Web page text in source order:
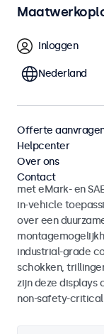
Automotive
displays
Monitoren en
met eMark- en
in-vehicle
over een
industrial-grade
schokken,
zijn deze displays
non-safety-
Inloggen
Nederland
Offerte
Helpcenter
Over ons
Contact